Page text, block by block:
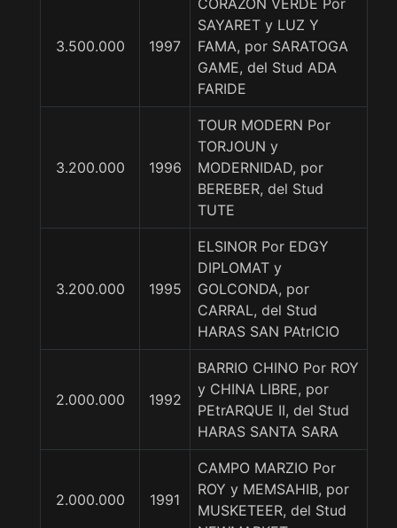
3.500.000 1997
CORAZON VERDE Por
SAYARET y LUZ Y
FAMA, por SARATOGA
GAME, del Stud ADA
FARIDE
3.200.000 1996
TOUR MODERN Por
TORJOUN y
MODERNIDAD, por
BEREBER, del Stud
TUTE
3.200.000 1995
ELSINOR Por EDGY
DIPLOMAT y
GOLCONDA, por
CARRAL, del Stud
HARAS SAN PAtrICIO
2.000.000 1992
BARRIO CHINO Por ROY
y CHINA LIBRE, por
PEtrARQUE II, del Stud
HARAS SANTA SARA
2.000.000 1991
CAMPO MARZIO Por
ROY y MEMSAHIB, por
MUSKETEER, del Stud